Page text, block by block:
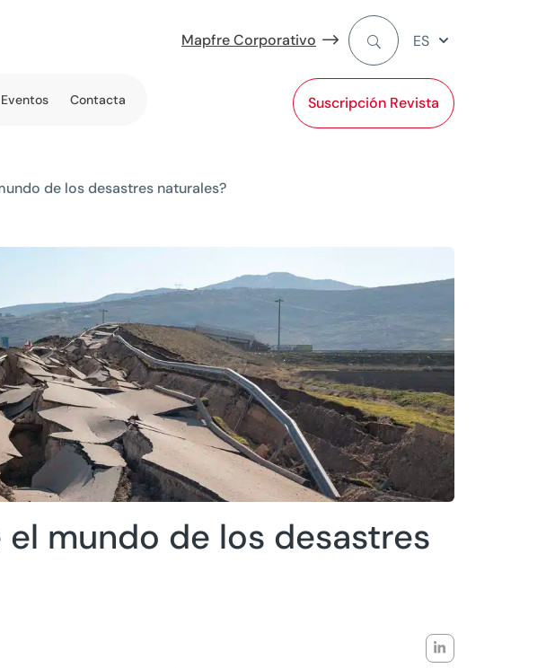
Mapfre Corporativo
Suscripción Revista
ES
Eventos Contacta
de los desastres naturales?
mundo de los desastres